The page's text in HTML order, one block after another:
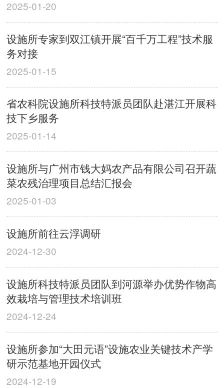
2025-01-20
设施所专家到双江镇开展“百千万工程”技术服
务对接
2025-01-15
省农科院设施所科技特派员团队赴湛江开展科
技下乡服务
2025-01-14
设施所与广州市钱大妈农产品有限公司召开蔬
菜农残治理项目总结汇报会
2025-01-03
设施所前往云浮调研
2024-12-30
设施所科技特派员团队到河源举办优势作物高
效栽培与管理技术培训班
2024-12-24
设施所参加“大田元语”设施农业关键技术产学
研示范基地开园仪式
2024-12-19